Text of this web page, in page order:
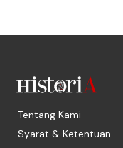
Tentang Kami
Syarat & Ketentuan